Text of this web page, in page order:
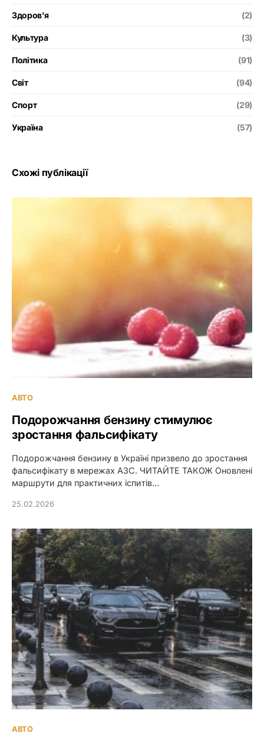
Здоров’я (2)
Культура (3)
Політика (91)
Світ (94)
Спорт (29)
Україна (57)
Схожі публікації
АВТО
Подорожчання бензину стимулює
зростання фальсифікату
Подорожчання бензину в Україні призвело до зростання
фальсифікату в мережах АЗС. ЧИТАЙТЕ ТАКОЖ Оновлені
маршрути для практичних іспитів…
25.02.2026
АВТО